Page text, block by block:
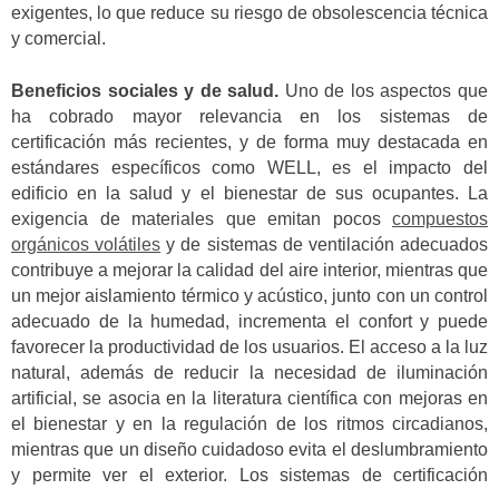
exigentes, lo que reduce su riesgo de obsolescencia técnica
y comercial.
Beneficios sociales y de salud. Uno de los aspectos que
ha cobrado mayor relevancia en los sistemas de
certificación más recientes, y de forma muy destacada en
estándares específicos como WELL, es el impacto del
edificio en la salud y el bienestar de sus ocupantes. La
exigencia de materiales que emitan pocos compuestos
orgánicos volátiles y de sistemas de ventilación adecuados
contribuye a mejorar la calidad del aire interior, mientras que
un mejor aislamiento térmico y acústico, junto con un control
adecuado de la humedad, incrementa el confort y puede
favorecer la productividad de los usuarios. El acceso a la luz
natural, además de reducir la necesidad de iluminación
artificial, se asocia en la literatura científica con mejoras en
el bienestar y en la regulación de los ritmos circadianos,
mientras que un diseño cuidadoso evita el deslumbramiento
y permite ver el exterior. Los sistemas de certificación